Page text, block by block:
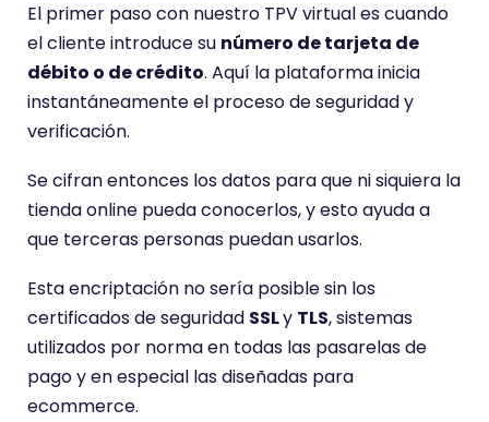
El primer paso con nuestro TPV virtual es cuando
el cliente introduce su número de tarjeta de
débito o de crédito. Aquí la plataforma inicia
instantáneamente el proceso de seguridad y
verificación.
Se cifran entonces los datos para que ni siquiera la
tienda online pueda conocerlos, y esto ayuda a
que terceras personas puedan usarlos.
Esta encriptación no sería posible sin los
certificados de seguridad SSLy TLS, sistemas
utilizados por norma en todas las pasarelas de
pago y en especial las diseñadas para
ecommerce.